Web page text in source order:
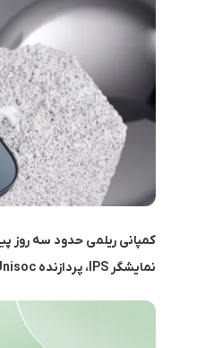
نمایشگر IPS، پردازنده Unisoc، دوربین 50 مگاپیکسلی و باتری 5000 میلی‌آمپر ساعتی اشاره کرد.